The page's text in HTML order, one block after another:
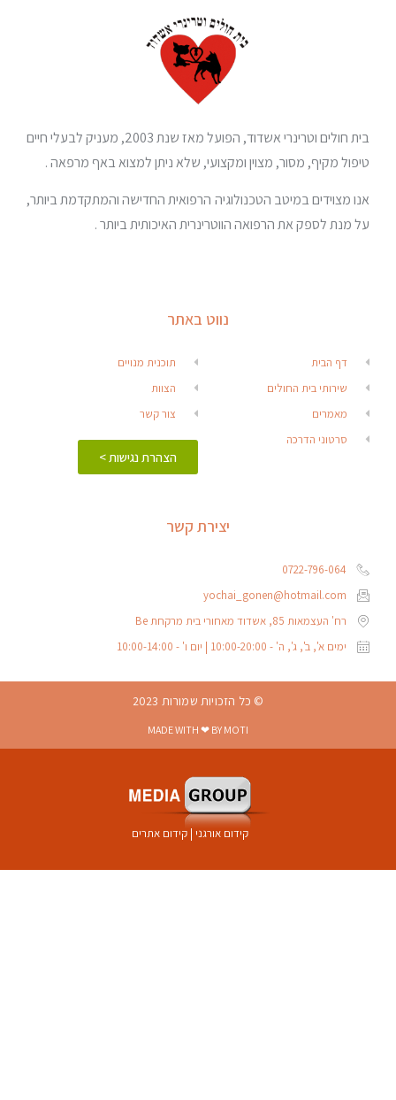
בית חולים וטרינרי אשדוד, הפועל מאז שנת 2003, מעניק לבעלי חיים
טיפול מקיף, מסור, מצוין ומקצועי, שלא ניתן למצוא באף מרפאה .
אנו מצוידים במיטב הטכנולוגיה הרפואית החדישה והמתקדמת ביותר,
על מנת לספק את הרפואה הווטרינרית האיכותית ביותר .
נווט באתר
דף הבית
שירותי בית החולים
מאמרים
סרטוני הדרכה
תוכנית מנויים
הצוות
צור קשר
הצהרת נגישות >
יצירת קשר
0722-796-064
yochai_gonen@hotmail.com
רח' העצמאות 85, אשדוד מאחורי בית מרקחת Be
ימים א', ב', ג', ה' - 10:00-20:00 | יום ו' - 10:00-14:00
© כל הזכויות שמורות 2023
MADE WITH ❤ BY MOTI
קידום אורגני | קידום אתרים